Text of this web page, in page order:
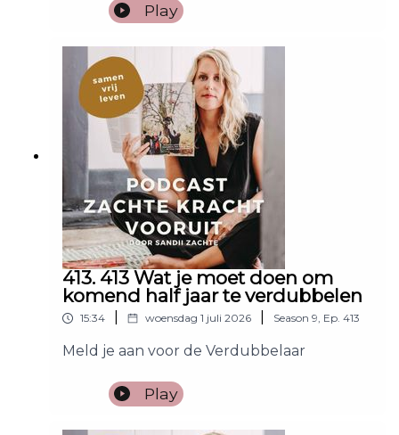
Play
413. 413 Wat je moet doen om
komend half jaar te verdubbelen
15:34 woensdag 1 juli 2026 Season 9, Ep. 413
Meld je aan voor de Verdubbelaar
Play